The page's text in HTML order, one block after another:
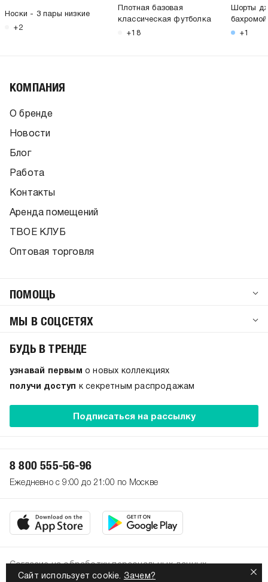
Носки - 3 пары низкие
+2
Плотная базовая
классическая футболка
+18
Шорты
бахромой
+1
Сайт использует cookie. Зачем?
КОМПАНИЯ
О бренде
Новости
Блог
Работа
Контакты
Аренда помещений
ТВОЕ КЛУБ
Оптовая торговля
ПОМОЩЬ
МЫ В СОЦСЕТЯХ
БУДЬ В ТРЕНДЕ
узнавай первым о новых коллекциях
получи доступ к секретным распродажам
Подписаться на рассылку
8 800 555-56-96
Ежедневно с 9:00 до 21:00 по Москве
Согласие на обработку персональных данных